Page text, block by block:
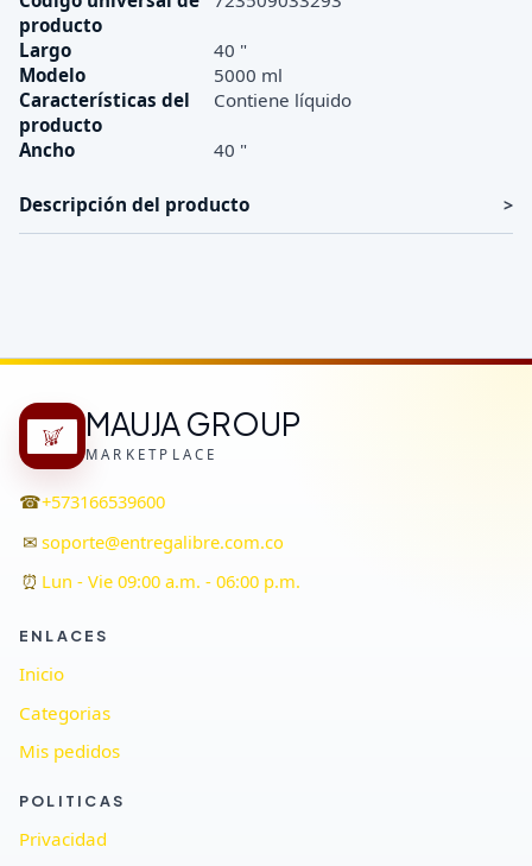
producto
Largo
40 "
Modelo
5000 ml
Características del
producto
Contiene líquido
Ancho 40 "
Descripción del producto
MAUJA GROUP
MARKETPLACE
☎+573166539600
✉ soporte@entregalibre.com.co
⏰ Lun - Vie 09:00 a.m. - 06:00 p.m.
ENLACES
Inicio
Categorias
Mis pedidos
POLITICAS
Privacidad